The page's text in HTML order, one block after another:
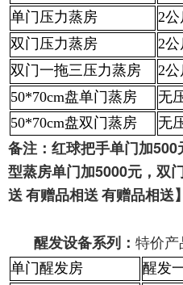
单门压力蒸房
2公
双门压力蒸房
2公
双门一拖三压力蒸房
2公
50*70cm盘单门蒸房
无
50*70cm盘双门蒸房
无
备注：红球把手单门加500
型蒸房单门加5000元，双
送有赠品相送有赠品相送
醒发设备系列：特价产
单门醒发房 醒发